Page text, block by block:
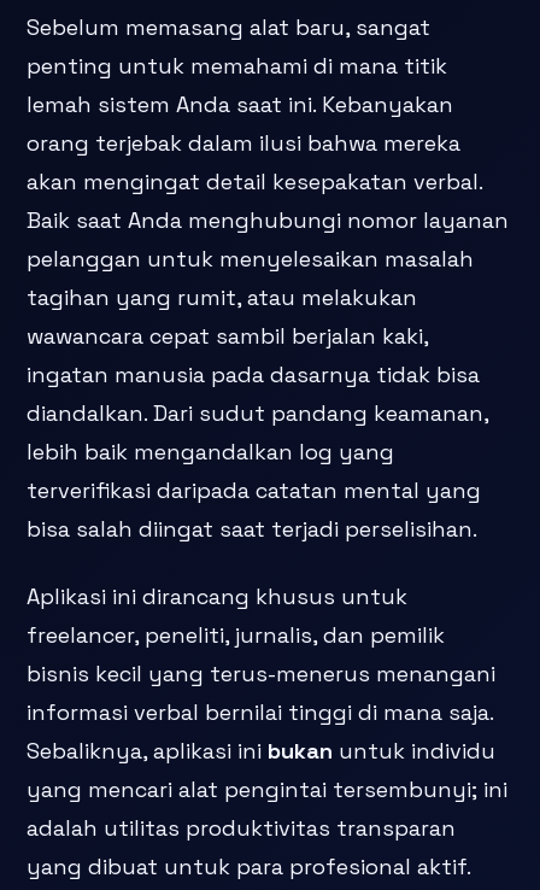
Sebelum memasang alat baru, sangat
penting untuk memahami di mana titik
lemah sistem Anda saat ini. Kebanyakan
orang terjebak dalam ilusi bahwa mereka
akan mengingat detail kesepakatan verbal.
Baik saat Anda menghubungi nomor layanan
pelanggan untuk menyelesaikan masalah
tagihan yang rumit, atau melakukan
wawancara cepat sambil berjalan kaki,
ingatan manusia pada dasarnya tidak bisa
diandalkan. Dari sudut pandang keamanan,
lebih baik mengandalkan log yang
terverifikasi daripada catatan mental yang
bisa salah diingat saat terjadi perselisihan.
Aplikasi ini dirancang khusus untuk
freelancer, peneliti, jurnalis, dan pemilik
bisnis kecil yang terus-menerus menangani
informasi verbal bernilai tinggi di mana saja.
Sebaliknya, aplikasi ini bukan untuk individu
yang mencari alat pengintai tersembunyi; ini
adalah utilitas produktivitas transparan
yang dibuat untuk para profesional aktif.